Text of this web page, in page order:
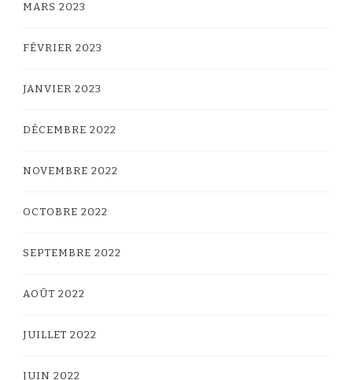
MARS 2023
FÉVRIER 2023
JANVIER 2023
DÉCEMBRE 2022
NOVEMBRE 2022
OCTOBRE 2022
SEPTEMBRE 2022
AOÛT 2022
JUILLET 2022
JUIN 2022